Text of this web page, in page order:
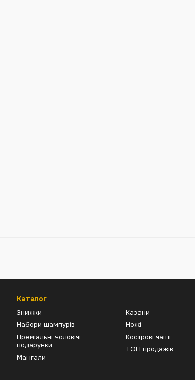
Каталог
Знижки
Набори шампурів
Преміальні чоловічі
подарунки
Мангали
Казани
Ножі
Кострові чаші
ТОП продажів